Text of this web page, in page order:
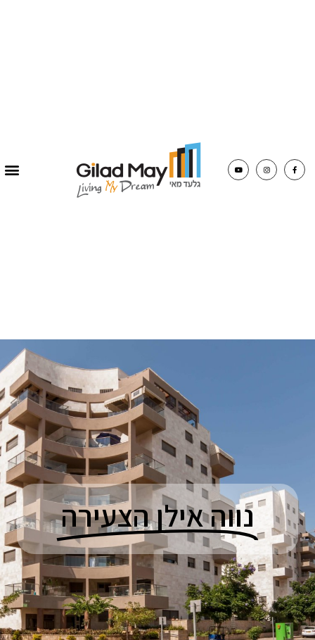
נווה אילן הצעירה